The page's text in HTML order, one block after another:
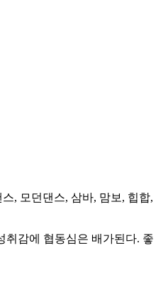
, 모던댄스, 삼바, 맘보, 힙합,
취감에 협동심은 배가된다. 좋